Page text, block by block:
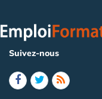
Suivez-nous